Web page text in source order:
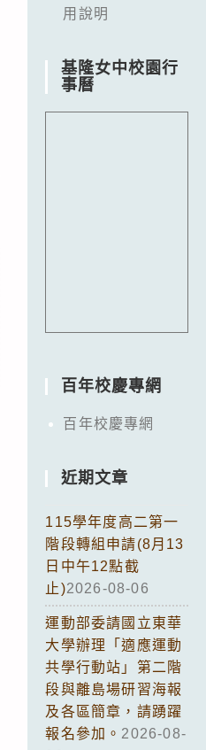
用說明
基隆女中校園行
事曆
百年校慶專網
百年校慶專網
近期文章
115學年度高二第一
階段轉組申請(8月13
日中午12點截
止)2026-08-06
運動部委請國立東華
大學辦理「適應運動
共學行動站」第二階
段與離島場研習海報
及各區簡章，請踴躍
報名參加。 2026-08-